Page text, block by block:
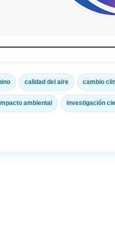
calidad del aire cambio
ambiental investigación